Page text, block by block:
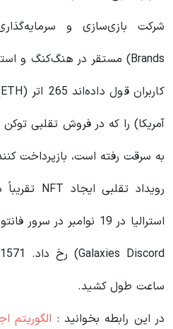
به سرقت رفته است، بازپرداخت
ساعت طول کشید.
در این رابطه بخوانید‌ : الگوریتم